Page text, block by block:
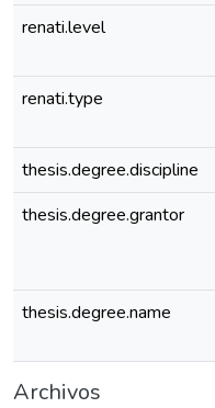
renati.level
renati.type
thesis.degree.discipline
thesis.degree.grantor
thesis.degree.name
Archivos